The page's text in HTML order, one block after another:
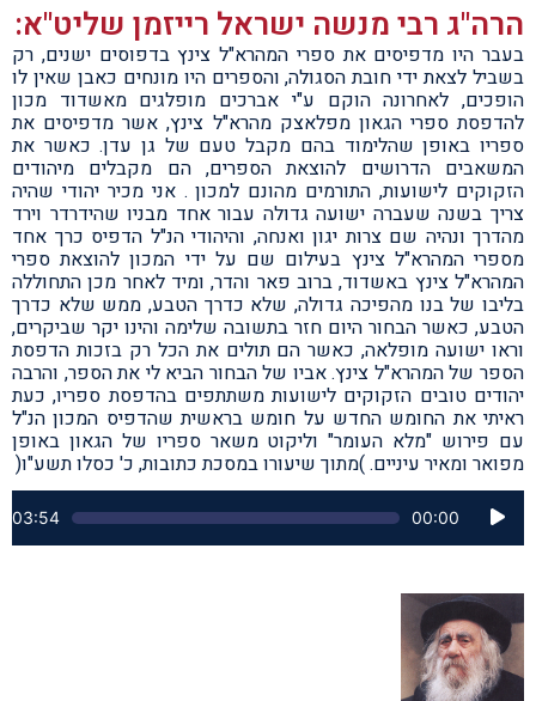
הרה"ג רבי מנשה ישראל רייזמן שליט"א:
בעבר היו מדפיסים את ספרי המהרא"ל צינץ בדפוסים ישנים, רק
בשביל לצאת ידי חובת הסגולה, והספרים היו מונחים כאבן שאין לו
הופכים, לאחרונה הוקם ע"י אברכים מופלגים מאשדוד מכון
להדפסת ספרי הגאון מפלאצק מהרא"ל צינץ, אשר מדפיסים את
ספריו באופן שהלימוד בהם מקבל טעם של גן עדן. כאשר את
המשאבים הדרושים להוצאת הספרים, הם מקבלים מיהודים
הזקוקים לישועות, התורמים מהונם למכון . אני מכיר יהודי שהיה
צריך בשנה שעברה ישועה גדולה עבור אחד מבניו שהידרדר וירד
מהדרך ונהיה שם צרות יגון ואנחה, והיהודי הנ"ל הדפיס כרך אחד
מספרי המהרא"ל צינץ בעילום שם על ידי המכון להוצאת ספרי
המהרא"ל צינץ באשדוד, ברוב פאר והדר, ומיד לאחר מכן התחוללה
בליבו של בנו מהפיכה גדולה, שלא כדרך הטבע, ממש שלא כדרך
הטבע, כאשר הבחור היום חזר בתשובה שלימה והינו יקר שביקרים,
וראו ישועה מופלאה, כאשר הם תולים את הכל רק בזכות הדפסת
הספר של המהרא"ל צינץ. אביו של הבחור הביא לי את הספר, והרבה
יהודים טובים הזקוקים לישועות משתתפים בהדפסת ספריו, כעת
ראיתי את החומש החדש על חומש בראשית שהדפיס המכון הנ"ל
עם פירוש "מלא העומר" וליקוט משאר ספריו של הגאון באופן
מפואר ומאיר עיניים. )מתוך שיעורו במסכת כתובות, כ' כסלו תשע"ו(
אודיו
00:00
03:54